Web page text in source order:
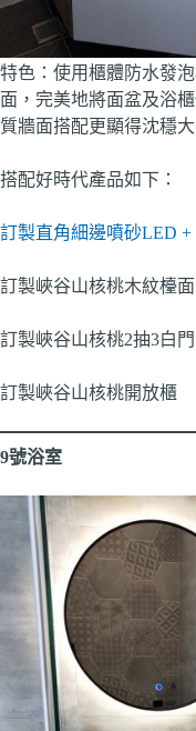
特色：使用櫃體防水發
面，完美地將面盆及浴
質牆面搭配更顯得沈穩
搭配好時代產品如下：
訂製直角細邊噴砂LED +
訂製峽谷山核桃木紋檯面
訂製峽谷山核桃2抽3白
訂製峽谷山核桃開放櫃
9號浴室